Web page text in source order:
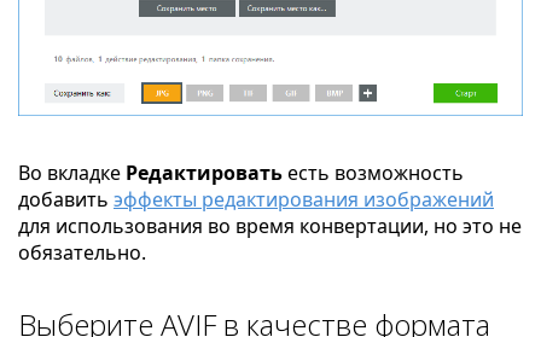
Во вкладке Редактироватьесть возможность
добавить эффекты редактирования изображений
для использования во время конвертации, но это не
обязательно.
Выберите AVIF в качестве формата